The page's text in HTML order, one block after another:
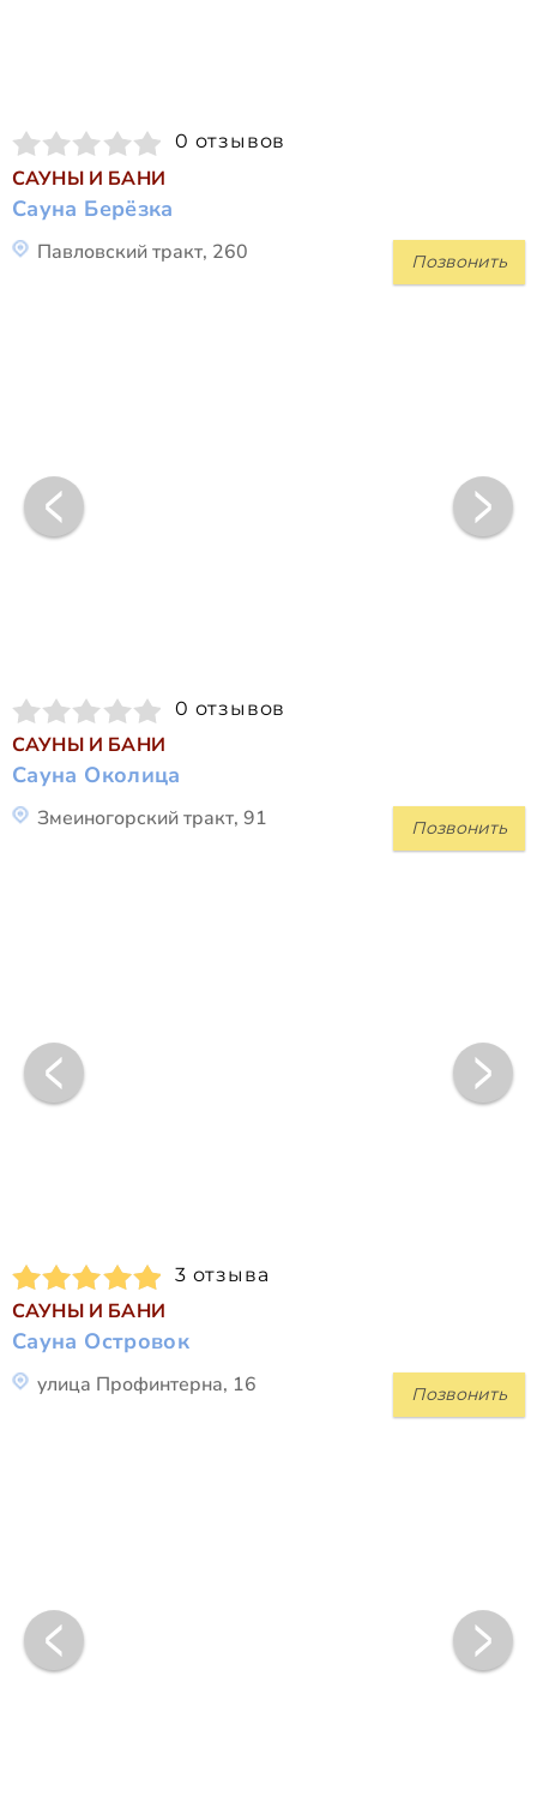
0 отзывов
САУНЫ И БАНИ
Сауна Берёзка
Позвонить
Павловский тракт, 260
0 отзывов
САУНЫ И БАНИ
Сауна Околица
Позвонить
Змеиногорский тракт, 91
3 отзыва
САУНЫ И БАНИ
Сауна Островок
Позвонить
улица Профинтерна, 16